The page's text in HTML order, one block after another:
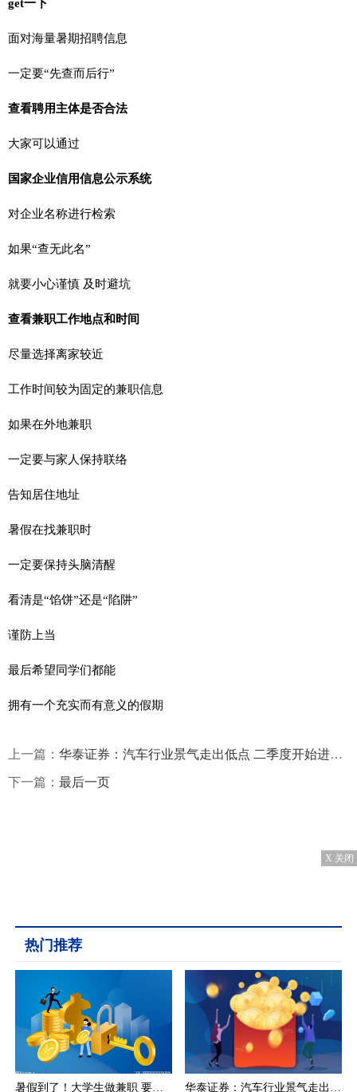
get一下
面对海量暑期招聘信息
一定要“先查而后行”
查看聘用主体是否合法
大家可以通过
国家企业信用信息公示系统
对企业名称进行检索
如果“查无此名”
就要小心谨慎 及时避坑
查看兼职工作地点和时间
尽量选择离家较近
工作时间较为固定的兼职信息
如果在外地兼职
一定要与家人保持联络
告知居住地址
暑假在找兼职时
一定要保持头脑清醒
看清是“馅饼”还是“陷阱”
谨防上当
最后希望同学们都能
拥有一个充实而有意义的假期
上一篇： 华泰证券：汽车行业景气走出低点 二季度开始进入上行期
下一篇： 最后一页
X 关闭
热门推荐
暑假到了！大学生做兼职 要注意避开哪些“坑”？ 华泰证券：汽车行业景气走出低点 二季度开始进入上行期